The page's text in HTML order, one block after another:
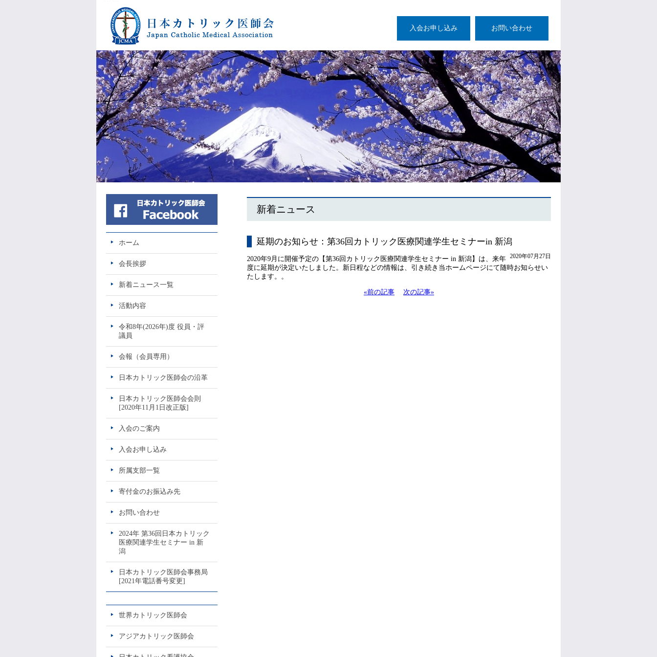
入会お申し込み お問い合わせ
ホーム
会長挨拶
新着ニュース一覧
活動内容
令和8年(2026年)度 役員・評
議員
会報（会員専用）
日本カトリック医師会の沿革
日本カトリック医師会会則
[2020年11月1日改正版]
入会のご案内
入会お申し込み
所属支部一覧
寄付金のお振込み先
お問い合わせ
2024年 第36回日本カトリック
医療関連学生セミナー in 新
潟
日本カトリック医師会事務局
[2021年電話番号変更]
世界カトリック医師会
アジアカトリック医師会
新着ニュース
延期のお知らせ：第36回カトリック医療関連学生セミナーin 新潟
2020年07月27日
2020年9月に開催予定の【第36回カトリック医療関連学生セミナー in 新潟】は、来年
度に延期が決定いたしました。新日程などの情報は、引き続き当ホームページにて随時お知らせい
たします。。
«前の記事 次の記事»